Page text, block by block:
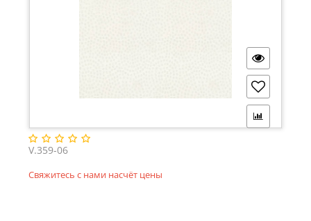
V.359-06
Свяжитесь с нами насчёт цены